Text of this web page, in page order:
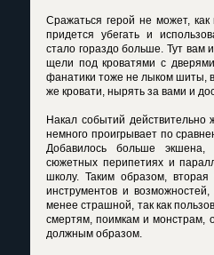
Сражаться герой не может,
придется убегать и
стало гораздо больше. Тут вам
щели под кроватями с
фанатики тоже не лыком шиты,
же кровати, нырять за вами и
Накал событий действительно
немного проигрывает по
Добавилось больше
сюжетных перипетиях и
школу. Таким образом, вторая
инструментов и возможностей,
менее страшной, так как
смертям, поимкам и монстрам,
должным образом.